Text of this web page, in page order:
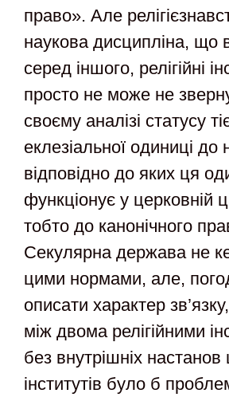
право». Але
наукова дисципліна, що
серед іншого, релігійні
просто не може не
своєму аналізі статусу
еклезіальної одиниці до
відповідно до яких ця
функціонує у церковній
тобто до канонічного
Секулярна держава не
цими нормами, але,
описати характер
між двома релігійними
без внутрішніх настанов
інститутів було б